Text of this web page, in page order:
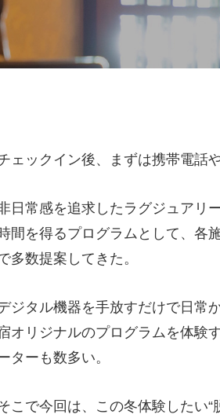
ェックイン後、まずは携帯電話
日常感を追求したラグジュアリ
間を得るプログラムとして、各
多数提案してきた。
ジタル機器を手放すだけで日常
オリジナルのプログラムを体験
ターも数多い。
こで今回は、この冬体験したい“